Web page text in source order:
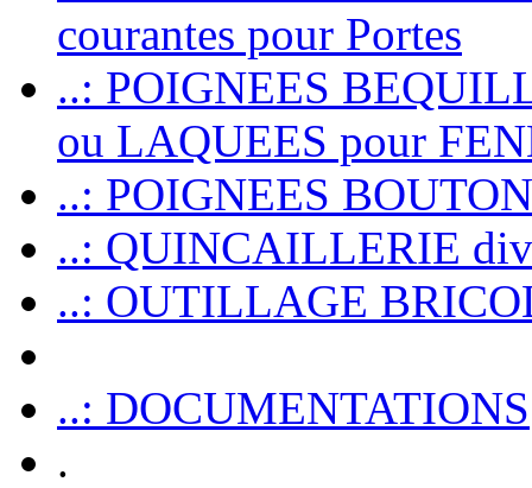
courantes pour Portes
..: POIGNEES
ou LAQUEES pour
..: POIGNEES
..: QUINCAILLERIE
..: OUTILLAGE
..: DOCUMENTATIONS
.